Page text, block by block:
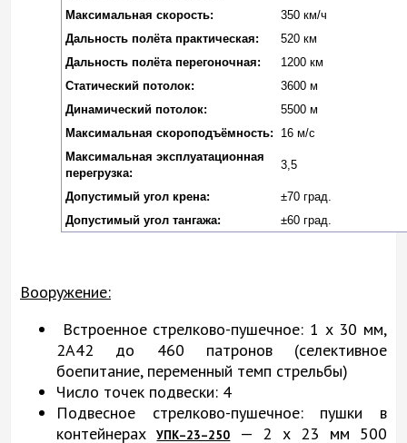
Максимальная скорость:
350 км/ч
Дальность полёта практическая:
520 км
Дальность полёта перегоночная:
1200 км
Статический потолок:
3600 м
Динамический потолок:
5500 м
Максимальная скороподъёмность:
16 м/с
Максимальная эксплуатационная
перегрузка:
3,5
Допустимый угол крена:
±70 град.
Допустимый угол тангажа:
±60 град.
Вооружение:
Встроенное стрелково-пушечное: 1 х 30 мм,
2А42 до 460 патронов (селективное
боепитание, переменный темп стрельбы)
Число точек подвески: 4
Подвесное стрелково-пушечное: пушки в
контейнерахУПК–23–250
— 2 х 23 мм 500